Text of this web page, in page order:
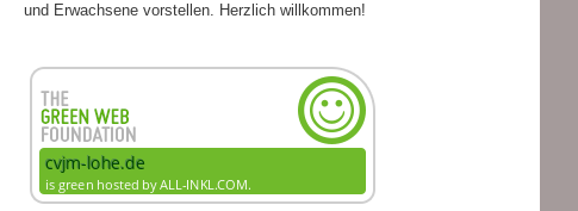
und Erwach­sene vor­stel­len. Herz­lich willkommen!